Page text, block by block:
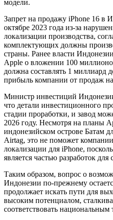
модели.
Запрет на продажу iPhone 16 в
октябре 2023 года из-за
локализации производства,
комплектующих должны
страны. Ранее власти
Apple о вложении 100
должна составлять 1 миллиард
прибыль компании от продаж
Министр инвестиций
что детали инвестиционного
стадии проработки, и завод
2026 году. Несмотря на планы
индонезийском острове Батам
Airtag, это не поможет
локализации для iPhone,
является частью разработок для
Таким образом, вопрос о
Индонезии по-прежнему
продолжает искать пути для
высоким потенциалом,
соответствовать национальным